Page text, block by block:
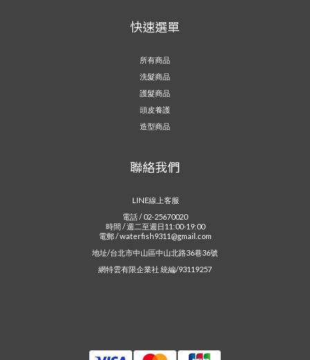
快速選單
所有商品
洗髮商品
護髮商品
頭皮養護
造型商品
聯絡我們
LINE線上客服
電話 / 02-25670020
時間 / 週二至週日11:00-19:00
電郵 / waterfish9311@gmail.com
地址/台北市中山區中山北路36巷36號
網特雲有限企業社 統編/93119257